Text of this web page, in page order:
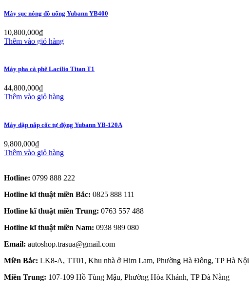
Máy sục nóng đồ uống Yubann YB400
10,800,000₫
Thêm vào giỏ hàng
Máy pha cà phê Lacilio Titan T1
44,800,000₫
Thêm vào giỏ hàng
Máy dập nắp cốc tự động Yubann YB-120A
9,800,000₫
Thêm vào giỏ hàng
Hotline: 0799 888 222
Hotline kĩ thuật miền Bắc: 0825 888 111
Hotline kĩ thuật miền Trung: 0763 557 488
Hotline kĩ thuật miền Nam: 0938 989 080
Email: autoshop.trasua@gmail.com
Miền Bắc: LK8-A, TT01, Khu nhà ở Him Lam, Phường Hà Đông, TP Hà Nội
Miền Trung: 107-109 Hồ Tùng Mậu, Phường Hòa Khánh, TP Đà Nẵng